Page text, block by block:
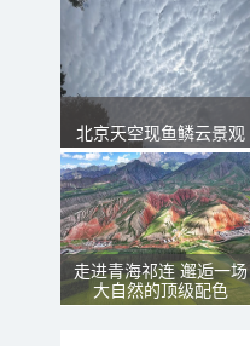
北京天空现鱼鳞云景观
走进青海祁连 邂逅一场
大自然的顶级配色